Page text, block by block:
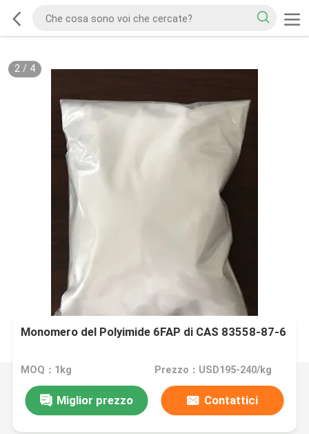
2/ 4
Monomero del Polyimide 6FAP di CAS 83558-87-6
MOQ：1kg Prezzo：USD195-240/kg
Miglior prezzo Contattici